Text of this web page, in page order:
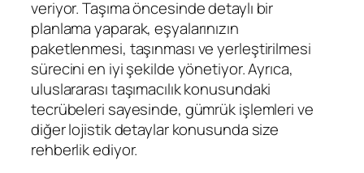
veriyor. Taşıma öncesinde detaylı bir
planlama yaparak, eşyalarınızın
paketlenmesi, taşınması ve yerleştirilmesi
sürecini en iyi şekilde yönetiyor. Ayrıca,
uluslararası taşımacılık konusundaki
tecrübeleri sayesinde, gümrük işlemleri ve
diğer lojistik detaylar konusunda size
rehberlik ediyor.